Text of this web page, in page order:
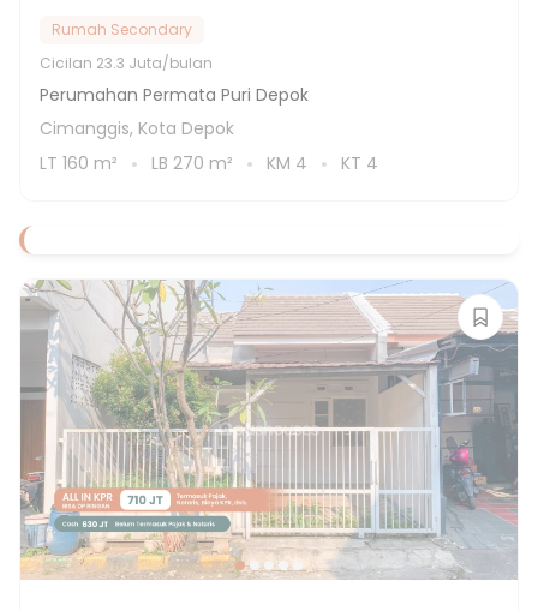
Rumah Secondary
Cicilan 23.3 Juta/bulan
Perumahan Permata Puri Depok
Cimanggis, Kota Depok
LT 160 m² LB 270 m² KM 4 KT 4